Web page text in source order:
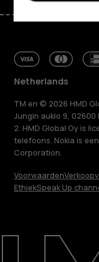
Herstellen,
Duurzaamheid
Netherlands
TM en © 2026 HMD
Jungin aukio 9, 02600
2. HMD Global Oy is
telefoons. Nokia is
Corporation.
Voorwaarden
EthiekSpeak Up